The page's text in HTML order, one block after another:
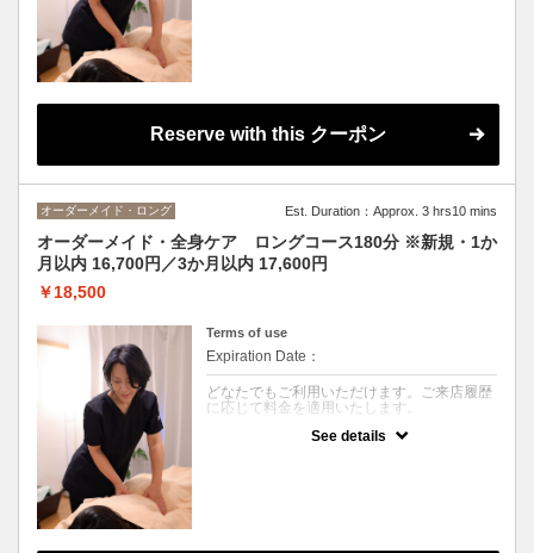
※タイ古式は対象外です。
Reserve with this クーポン
オーダーメイド・ロング Est. Duration：Approx. 3 hrs10 mins
オーダーメイド・全身ケア ロングコース180分 ※新規・1か
月以内 16,700円／3か月以内 17,600円
￥18,500
Terms of use
Expiration Date：
どなたでもご利用いただけます。ご来店履歴
に応じて料金を適用いたします。
See details